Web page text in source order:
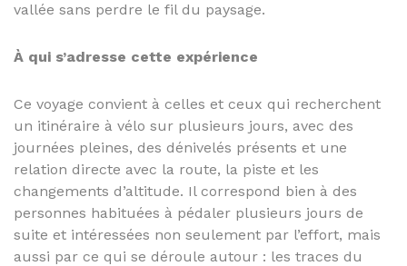
vallée sans perdre le fil du paysage.
À qui s’adresse cette expérience
Ce voyage convient à celles et ceux qui recherchent
un itinéraire à vélo sur plusieurs jours, avec des
journées pleines, des dénivelés présents et une
relation directe avec la route, la piste et les
changements d’altitude. Il correspond bien à des
personnes habituées à pédaler plusieurs jours de
suite et intéressées non seulement par l’effort, mais
aussi par ce qui se déroule autour : les traces du